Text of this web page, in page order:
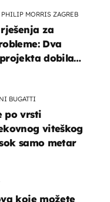
MORRIS ZAGREB
za
Dva
dobila
BUGATTI
po vrsti
viteškog
samo metar
koje možete